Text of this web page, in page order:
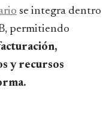
se integra dentro
permitiendo
y recursos